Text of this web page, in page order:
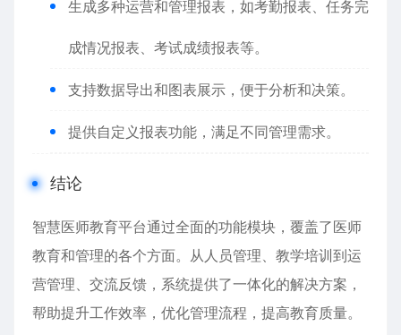
生成多种运营和管理报表，如考勤报表、任务完
成情况报表、考试成绩报表等。
支持数据导出和图表展示，便于分析和决策。
提供自定义报表功能，满足不同管理需求。
结论
智慧医师教育平台通过全面的功能模块，覆盖了医师
教育和管理的各个方面。从人员管理、教学培训到运
营管理、交流反馈，系统提供了一体化的解决方案，
帮助提升工作效率，优化管理流程，提高教育质量。